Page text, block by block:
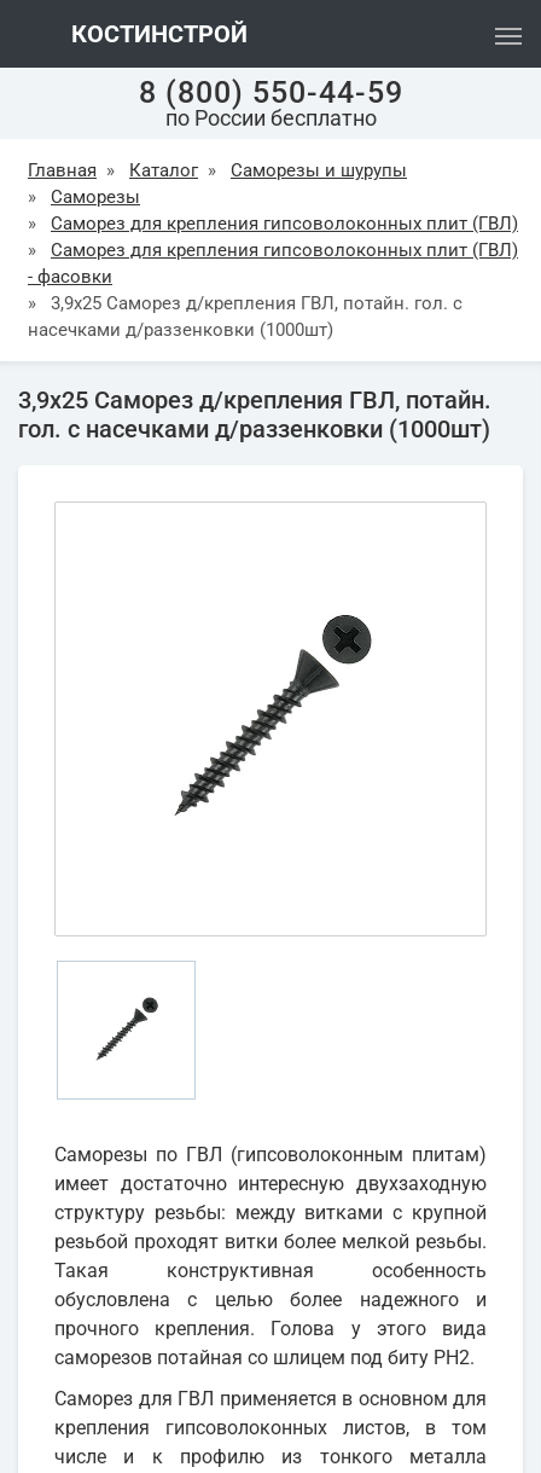
КОСТИНСТРОЙ
8 (800) 550-44-59
по России бесплатно
Главная » Каталог »
Саморезы и шурупы
»
Саморезы
»
Саморез для крепления гипсоволоконных плит (ГВЛ)
»
Саморез для крепления гипсоволоконных плит (ГВЛ)
- фасовки
»
3,9х25 Саморез д/крепления ГВЛ, потайн. гол. с
насечками д/раззенковки (1000шт)
3,9х25 Саморез д/крепления ГВЛ, потайн.
гол. с насечками д/раззенковки (1000шт)
Cаморезы по ГВЛ (гипсоволоконным плитам)
имеет достаточно интересную двухзаходную
структуру резьбы: между витками с крупной
резьбой проходят витки более мелкой резьбы.
Такая конструктивная особенность
обусловлена с целью более надежного и
прочного крепления. Голова у этого вида
саморезов потайная со шлицем под биту PH2.
Саморез для ГВЛ применяется в основном для
крепления гипсоволоконных листов, в том
числе и к профилю из тонкого металла